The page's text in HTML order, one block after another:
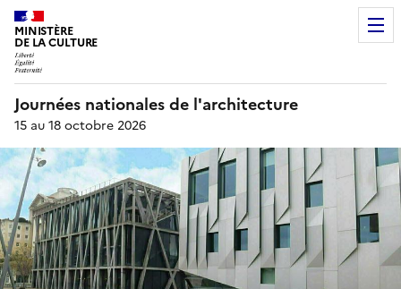
MINISTÈRE
DE LA CULTURE
Journées nationales de l'architecture
15 au 18 octobre 2026